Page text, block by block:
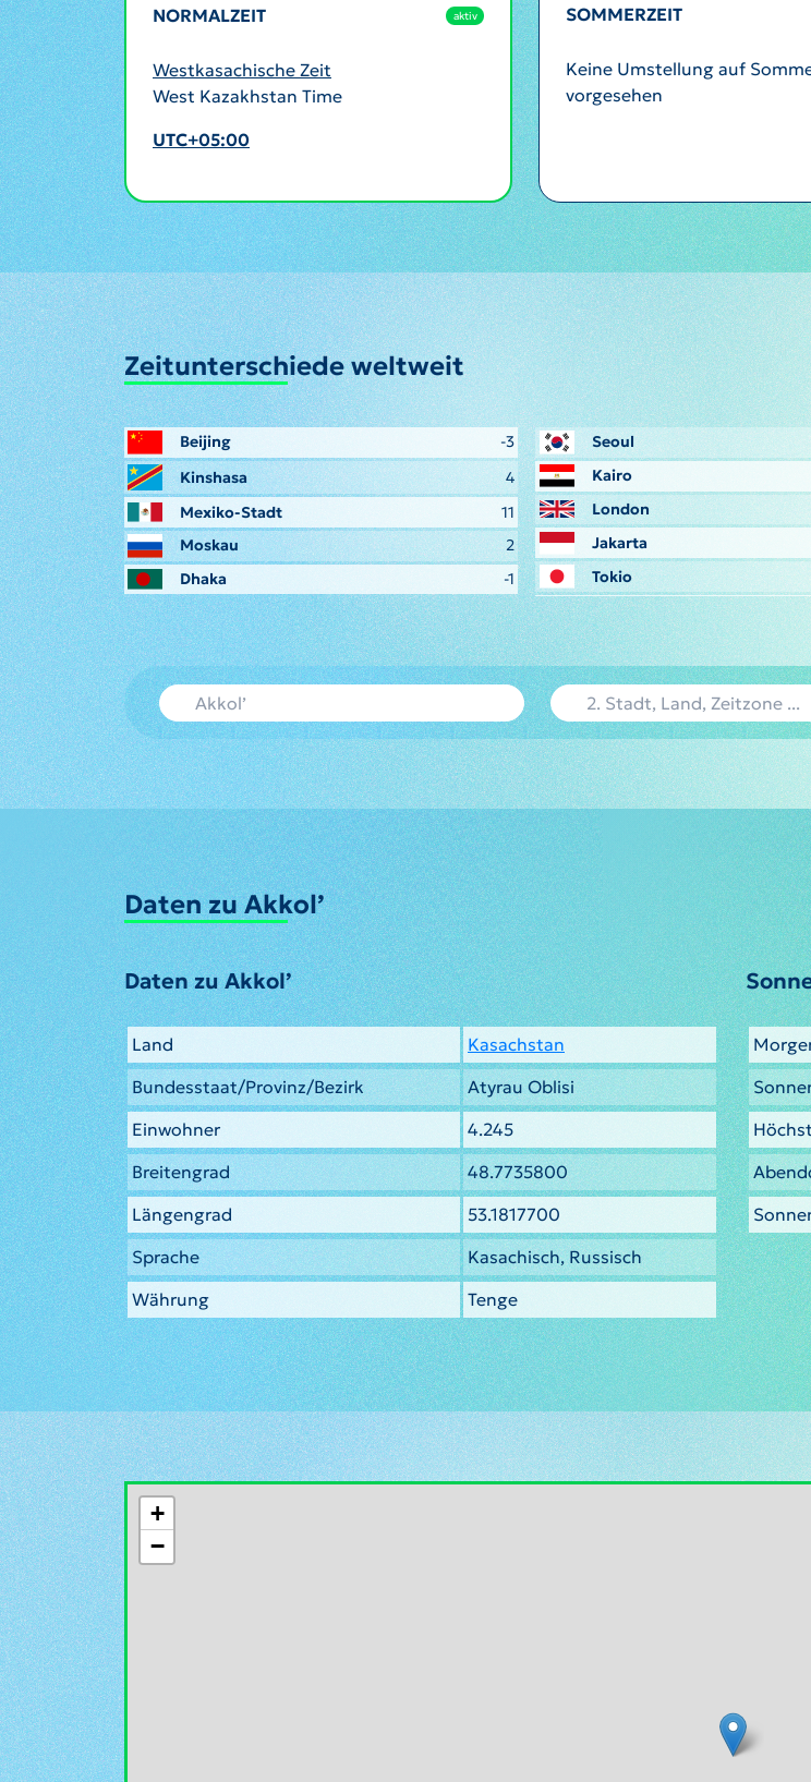
NORMALZEIT aktiv
Westkasachische Zeit
West Kazakhstan Time
UTC+05:00
SOMMERZEIT
Keine Umstellung auf
vorgesehen
Zeitunterschiede weltweit
Beijing
-3
Kinshasa
4
Mexiko-Stadt
11
Moskau
2
Dhaka
-1
Seoul
Kairo
London
Jakarta
Tokio
Daten zu Akkol’
Daten zu Akkol’
Land
Kasachstan
Bundesstaat/Provinz/Bezirk
Atyrau Oblisi
Einwohner
4.245
Breitengrad
48.7735800
Längengrad
53.1817700
Sprache
Kasachisch, Russisch
Währung
Tenge
+
−